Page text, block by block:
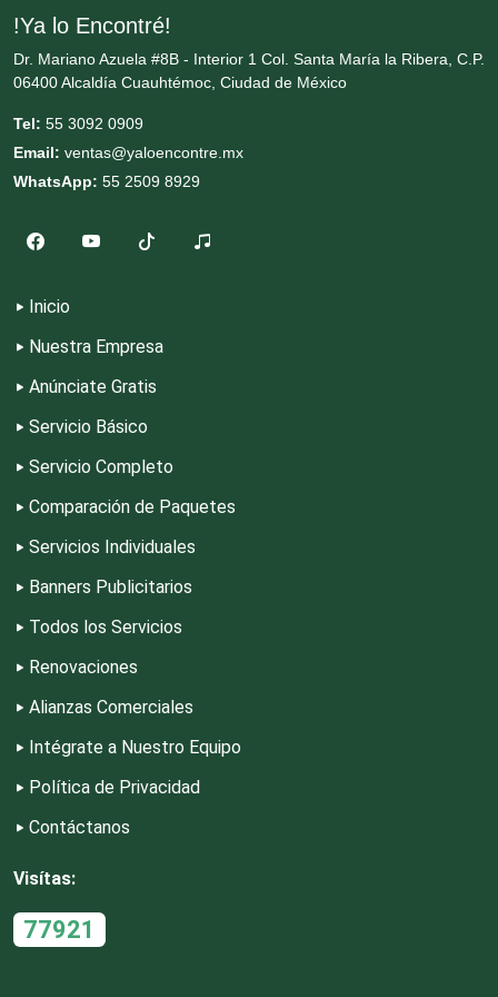
Cremerías y Salchichonerías
Cristalerías
Dentistas
Deportes
Desarrollo de Software
Desperdicios Industriales
Dulcerías
!Ya lo Encontré!
Dr. Mariano Azuela #8B - Interior 1 Col. Santa María la Ribera, C.P.
06400 Alcaldía Cuauhtémoc, Ciudad de México
Tel: 55 3092 0909
Email: ventas@yaloencontre.mx
WhatsApp: 55 2509 8929
Inicio
Nuestra Empresa
Anúnciate Gratis
Servicio Básico
Servicio Completo
Comparación de Paquetes
Servicios Individuales
Banners Publicitarios
Todos los Servicios
Renovaciones
Alianzas Comerciales
Intégrate a Nuestro Equipo
Política de Privacidad
Contáctanos
Visítas:
77921